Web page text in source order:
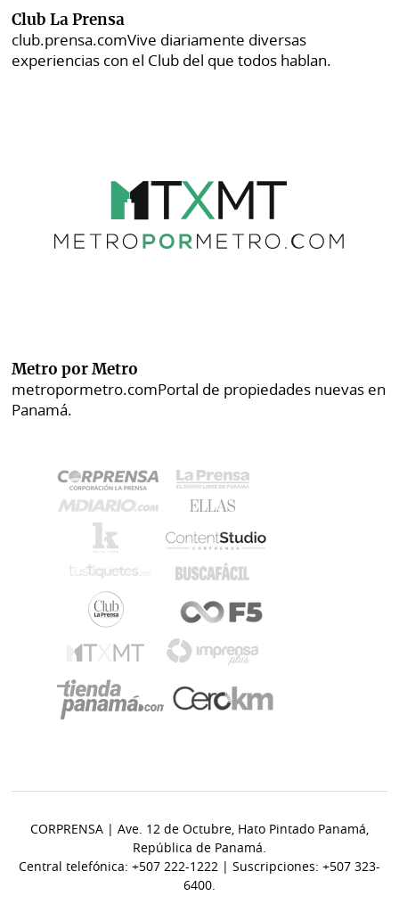
Club La Prensa
club.prensa.comVive diariamente diversas
experiencias con el Club del que todos hablan.
Metro por Metro
metropormetro.comPortal de propiedades nuevas en
Panamá.
CORPRENSA | Ave. 12 de Octubre, Hato Pintado Panamá,
República de Panamá.
Central telefónica: +507 222-1222 | Suscripciones: +507 323-
6400.